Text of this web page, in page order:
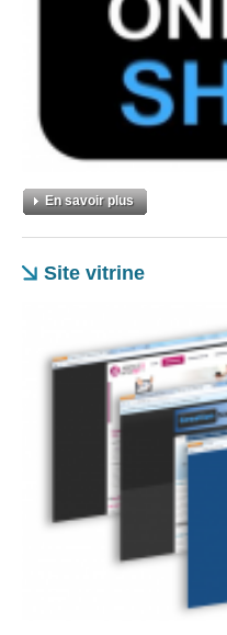
En savoir plus
Site vitrine